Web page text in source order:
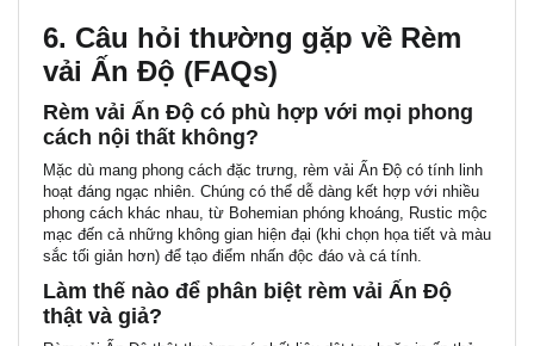
6. Câu hỏi thường gặp về Rèm
vải Ấn Độ (FAQs)
Rèm vải Ấn Độ có phù hợp với mọi phong
cách nội thất không?
Mặc dù mang phong cách đặc trưng, rèm vải Ấn Độ có tính linh
hoạt đáng ngạc nhiên. Chúng có thể dễ dàng kết hợp với nhiều
phong cách khác nhau, từ Bohemian phóng khoáng, Rustic mộc
mạc đến cả những không gian hiện đại (khi chọn họa tiết và màu
sắc tối giản hơn) để tạo điểm nhấn độc đáo và cá tính.
Làm thế nào để phân biệt rèm vải Ấn Độ
thật và giả?